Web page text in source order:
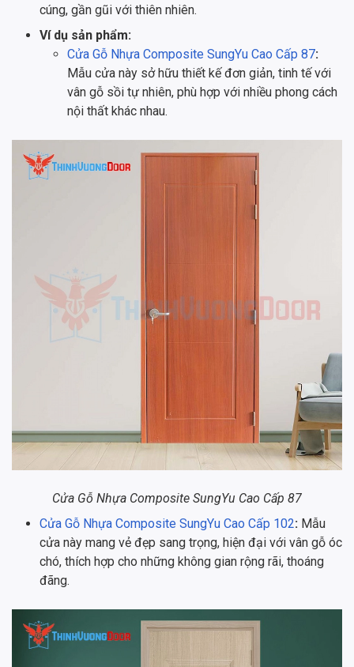
cúng, gần gũi với thiên nhiên.
Ví dụ sản phẩm:
Cửa Gỗ Nhựa Composite SungYu Cao Cấp 87:
Mẫu cửa này sở hữu thiết kế đơn giản, tinh tế với
vân gỗ sồi tự nhiên, phù hợp với nhiều phong cách
nội thất khác nhau.
Cửa Gỗ Nhựa Composite SungYu Cao Cấp 87
Cửa Gỗ Nhựa Composite SungYu Cao Cấp 102: Mẫu
cửa này mang vẻ đẹp sang trọng, hiện đại với vân gỗ óc
chó, thích hợp cho những không gian rộng rãi, thoáng
đãng.